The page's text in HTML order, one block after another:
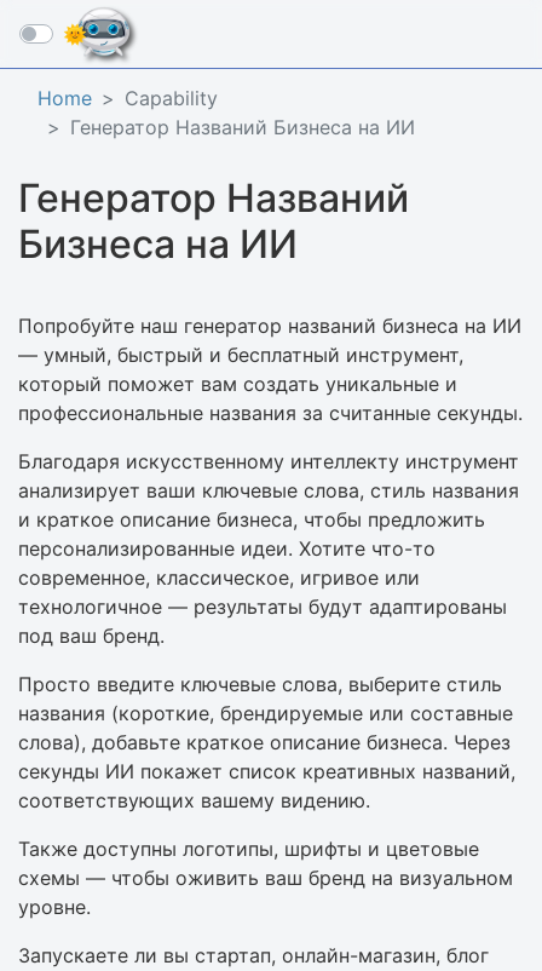
☰
Home
Capability
Генератор Названий Бизнеса на ИИ
Генератор Названий
Бизнеса на ИИ
Попробуйте наш генератор названий бизнеса на ИИ
— умный, быстрый и бесплатный инструмент,
который поможет вам создать уникальные и
профессиональные названия за считанные секунды.
Благодаря искусственному интеллекту инструмент
анализирует ваши ключевые слова, стиль названия
и краткое описание бизнеса, чтобы предложить
персонализированные идеи. Хотите что-то
современное, классическое, игривое или
технологичное — результаты будут адаптированы
под ваш бренд.
Просто введите ключевые слова, выберите стиль
названия (короткие, брендируемые или составные
слова), добавьте краткое описание бизнеса. Через
секунды ИИ покажет список креативных названий,
соответствующих вашему видению.
Также доступны логотипы, шрифты и цветовые
схемы — чтобы оживить ваш бренд на визуальном
уровне.
Запускаете ли вы стартап, онлайн-магазин, блог